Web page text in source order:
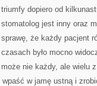
triumfy dopiero od
stomatolog jest inny oraz
sprawę, że każdy pacjent
czasach było mocno
może nie każdy, ale wielu
w jamę ustną i